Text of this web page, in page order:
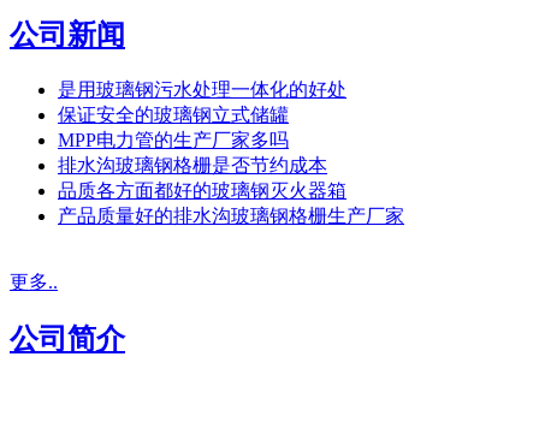
公司新闻
是用玻璃钢污水处理一体化的好处
保证安全的玻璃钢立式储罐
MPP电力管的生产厂家多吗
排水沟玻璃钢格栅是否节约成本
品质各方面都好的玻璃钢灭火器箱
产品质量好的排水沟玻璃钢格栅生产厂家
更多..
公司简介